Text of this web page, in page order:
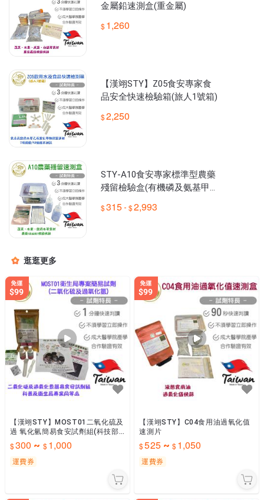
金屬鉛速測盒(重金屬)
1,260
【漢翊STY】Z05食安專家食
品安全快速檢驗箱(旅人1號箱)
2,250
STY-A10食安專家標準型農藥
殘留檢驗盒(有機磷及氨基甲酸
315 - 2,993
逛逛更多
【漢翊STY】MOST01二氧化硫及
過 氧化氫簡易食安試劑組(科技部
科普專案及衛生局專案同等品)
300 ~ 1,000
運費券
【漢翊STY】C04食用油過氧化值
速測片
525~ 1,050
運費券